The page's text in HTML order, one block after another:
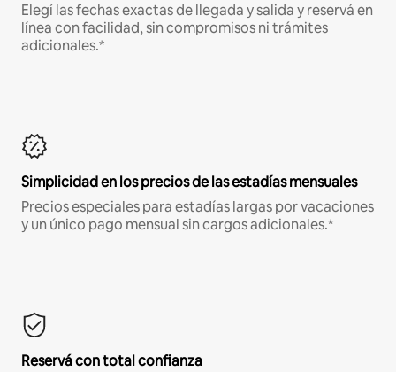
Elegí las fechas exactas de llegada y salida y reservá en
línea con facilidad, sin compromisos ni trámites
adicionales.*
Simplicidad en los precios de las estadías mensuales
Precios especiales para estadías largas por vacaciones
y un único pago mensual sin cargos adicionales.*
Reservá con total confianza